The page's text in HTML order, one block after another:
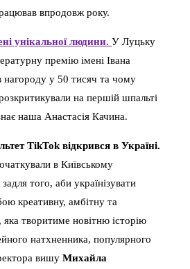
впродовж року.
унікальної людини. У Луцьку
премію імені Івана
у 50 тисяч та чому
на першій шпальті
наша Анастасія Качина.
ТikТоk відкрився в Україні.
в Київському
того, аби українізувати
креативну, амбітну та
творитиме новітню історію
натхненника, популярного
вишу Михайла